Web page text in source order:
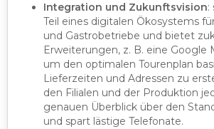
Integration und Zukunftsvision:
Teil eines digitalen Ökosystems
und Gastrobetriebe und bietet
Erweiterungen, z. B. eine Google
um den optimalen Tourenplan
Lieferzeiten und Adressen zu
den Filialen und der Produktion
genauen Überblick über den
und spart lästige Telefonate.